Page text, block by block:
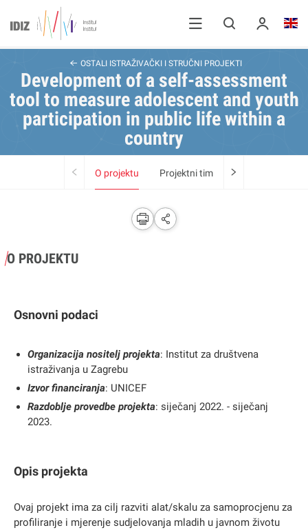
OSTALI ISTRAŽIVAČKI I STRUČNI PROJEKTI
Development of a self-assessment
tool to measure adolescent and youth
participation in public life within a
country
O projektu Projektni tim
O PROJEKTU
Osnovni podaci
Organizacija nositelj projekta: Institut za društvena
istraživanja u Zagrebu
Izvor financiranja: UNICEF
Razdoblje provedbe projekta: siječanj 2022. - siječanj
2023.
Opis projekta
Ovaj projekt ima za cilj razviti alat/skalu za samoprocjenu za
profiliranje i mjerenje sudjelovanja mladih u javnom životu